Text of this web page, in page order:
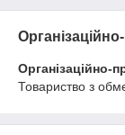
Організаційно-
Товариство з